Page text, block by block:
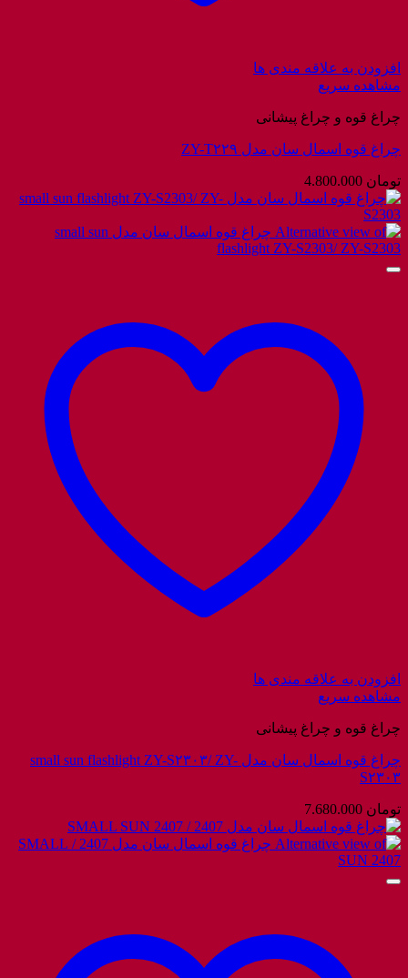
افزودن به علاقه مندی ها
مشاهده سریع
چراغ قوه و چراغ پیشانی
چراغ قوه اسمال سان مدل ZY-T۲۲۹
تومان
افزودن به علاقه مندی ها
مشاهده سریع
چراغ قوه و چراغ پیشانی
چراغ قوه اسمال سان مدل small sun flashlight ZY-S۲۳۰۳/ ZY-
S۲۳۰۳
تومان